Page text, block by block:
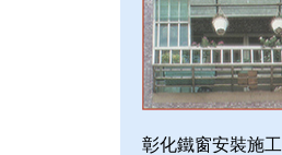
彰化鐵窗安裝施工